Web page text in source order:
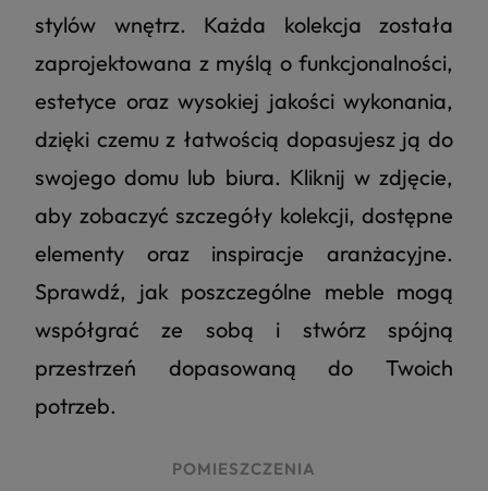
stylów wnętrz. Każda kolekcja została
zaprojektowana z myślą o funkcjonalności,
estetyce oraz wysokiej jakości wykonania,
dzięki czemu z łatwością dopasujesz ją do
swojego domu lub biura. Kliknij w zdjęcie,
aby zobaczyć szczegóły kolekcji, dostępne
elementy oraz inspiracje aranżacyjne.
Sprawdź, jak poszczególne meble mogą
współgrać ze sobą i stwórz spójną
przestrzeń dopasowaną do Twoich
potrzeb.
POMIESZCZENIA